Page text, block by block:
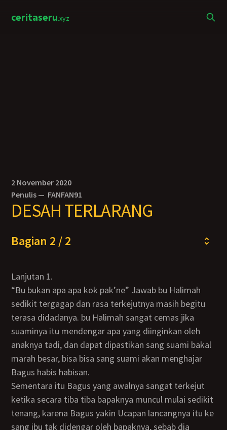
ceritaseru.xyz
2 November 2020
Penulis — FANFAN91
DESAH TERLARANG
Bagian 2 / 2
Lanjutan 1.
“Bu bukan apa apa kok pak’ne” Jawab bu Halimah
sedikit tergagap dan rasa terkejutnya masih begitu
terasa didadanya. bu Halimah sangat cemas jika
suaminya itu mendengar apa yang diinginkan oleh
anaknya tadi, dan dapat dipastikan sang suami bakal
marah besar, bisa bisa sang suami akan menghajar
Bagus habis habisan.
Sementara itu Bagus yang awalnya sangat terkejut
ketika secara tiba tiba bapaknya muncul mulai sedikit
tenang, karena Bagus yakin Ucapan lancangnya itu ke
sang ibu tak didengar oleh bapaknya, sebab dia